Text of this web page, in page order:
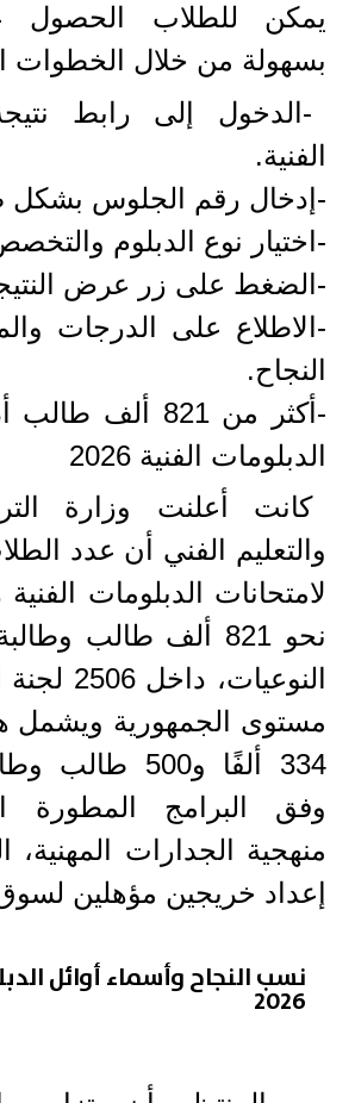
يمكن للطلاب الحصول
بسهولة من خلال الخطوات
-الدخول إلى رابط
الفنية.
-إدخال رقم الجلوس بشكل
-اختيار نوع الدبلوم
-الضغط على زر عرض
-الاطلاع على الدرجات
النجاح.
-أكثر من 821 ألف
الدبلومات الفنية 2026
كانت أعلنت وزارة
والتعليم الفني أن عدد
لامتحانات الدبلومات
نحو 821 ألف طالب
مستوى الجمهورية ويشمل
334 ألفًا و500
وفق البرامج المطورة
منهجية الجدارات
إعداد خريجين مؤهلين
نسب النجاح وأسماء أوائل
2026